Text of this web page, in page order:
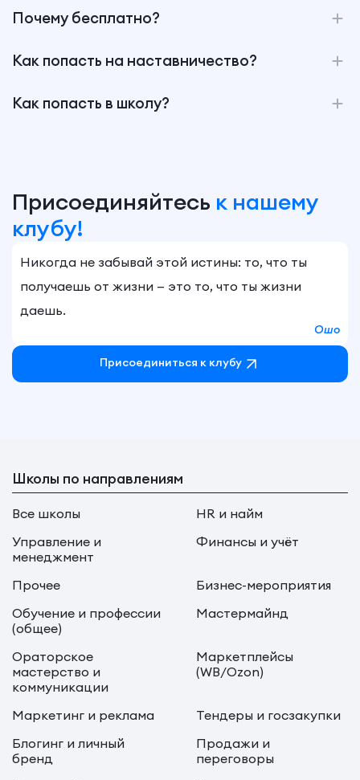
Почему бесплатно?
Как попасть на наставничество?
Как попасть в школу?
Присоединяйтесь к нашему
клубу!
Никогда не забывай этой истины: то, что ты
получаешь от жизни — это то, что ты жизни
даешь.
Ошо
Присоединиться к клубу
Школы по направлениям
Все школы
HR и найм
Управление и
менеджмент
Финансы и учёт
Прочее
Бизнес-мероприятия
Обучение и профессии
(общее)
Мастермайнд
Ораторское
мастерство и
коммуникации
Маркетплейсы
(WB/Ozon)
Маркетинг и реклама
Тендеры и госзакупки
Блогинг и личный
бренд
Продажи и
переговоры